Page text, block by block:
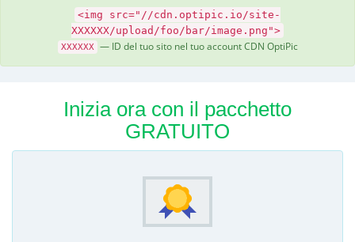
<img src="//cdn.optipic.io/site-
XXXXXX/upload/foo/bar/image.png">
XXXXXX — ID del tuo sito nel tuo account CDN OptiPic
Inizia ora con il pacchetto
GRATUITO